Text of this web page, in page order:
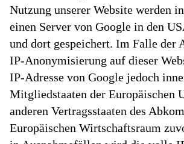
Nutzung unserer Website werden
einen Server von Google in den
und dort gespeichert. Im Falle der
IP-Anonymisierung auf dieser
IP-Adresse von Google jedoch
Mitgliedstaaten der Europäischen
anderen Vertragsstaaten des
Europäischen Wirtschaftsraum